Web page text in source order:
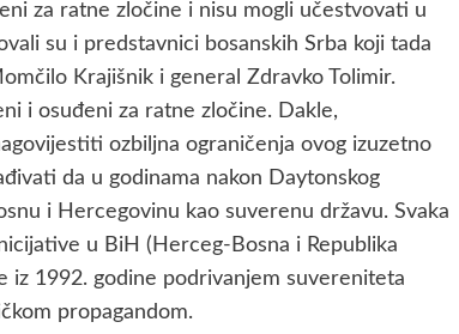
za ratne zločine i nisu mogli učestvovati u
su i predstavnici bosanskih Srba koji tada
Krajišnik i general Zdravko Tolimir.
i osuđeni za ratne zločine. Dakle,
ozbiljna ograničenja ovog izuzetno
da u godinama nakon Daytonskog
i Hercegovinu kao suverenu državu. Svaka
u BiH (Herceg-Bosna i Republika
iz 1992. godine podrivanjem suvereniteta
propagandom.